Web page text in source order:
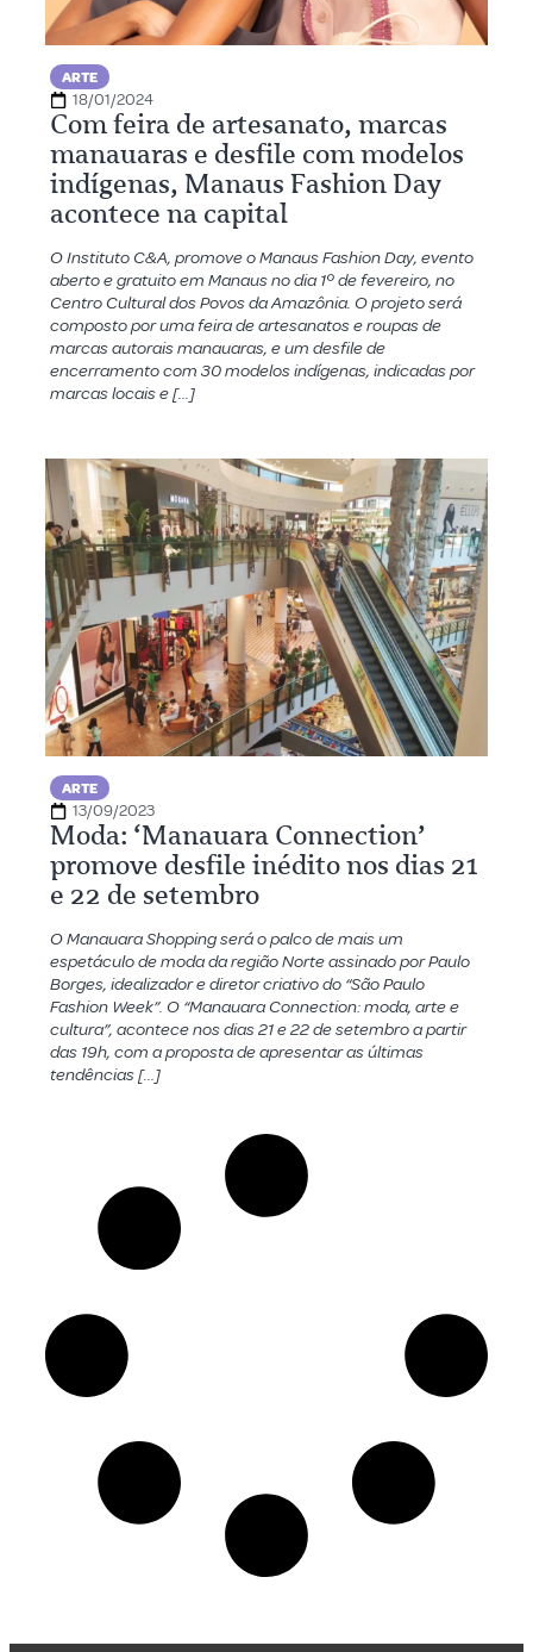
ARTE
18/01/2024
Com feira de artesanato, marcas
manauaras e desfile com modelos
indígenas, Manaus Fashion Day
acontece na capital
O Instituto C&A, promove o Manaus Fashion Day, evento
aberto e gratuito em Manaus no dia 1º de fevereiro, no
Centro Cultural dos Povos da Amazônia. O projeto será
composto por uma feira de artesanatos e roupas de
marcas autorais manauaras, e um desfile de
encerramento com 30 modelos indígenas, indicadas por
marcas locais e […]
ARTE
13/09/2023
Moda: ‘Manauara Connection’
promove desfile inédito nos dias 21
e 22 de setembro
O Manauara Shopping será o palco de mais um
espetáculo de moda da região Norte assinado por Paulo
Borges, idealizador e diretor criativo do “São Paulo
Fashion Week”. O “Manauara Connection: moda, arte e
cultura”, acontece nos dias 21 e 22 de setembro a partir
das 19h, com a proposta de apresentar as últimas
tendências […]